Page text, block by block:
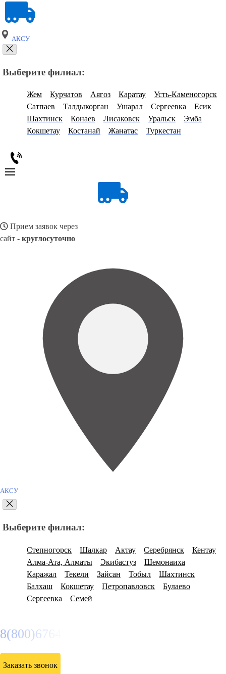
АКСУ
Выберите филиал:
Жем Курчатов Аягоз Каратау
Усть-Каменогорск
Сатпаев
Талдыкорган Ушарал Сергеевка
Есик
Шахтинск
Конаев Лисаковск Уральск
Эмба
Кокшетау
Костанай Жанатас Туркестан
Прием заявок через
сайт - круглосуточно
АКСУ
Выберите филиал:
Степногорск Шалкар Актау Серебрянск
Кентау
Алма-Ата, Алматы
Экибастуз
Шемонаиха
Каражал
Текели Зайсан Тобыл
Шахтинск
Балхаш
Кокшетау Петропавловск
Булаево
Сергеевка
Семей
8(800)6764935
Заказать звонок